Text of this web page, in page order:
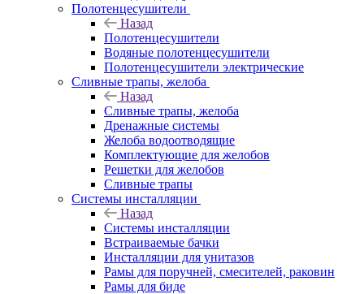
Полотенцесушители
Назад
Полотенцесушители
Водяные полотенцесушители
Полотенцесушители электрические
Сливные трапы, желоба
Назад
Сливные трапы, желоба
Дренажные системы
Желоба водоотводящие
Комплектующие для желобов
Решетки для желобов
Сливные трапы
Системы инсталляции
Назад
Системы инсталляции
Встраиваемые бачки
Инсталляции для унитазов
Рамы для поручней, смесителей, раковин
Рамы для биде